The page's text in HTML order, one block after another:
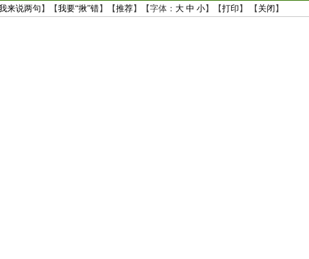
来说两句 】【我要“揪”错】【推荐】【字体： 大 中 小】【打印 】 【 关闭 】